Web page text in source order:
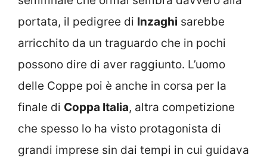
portata, il pedigree di Inzaghi sarebbe
arricchito da un traguardo che in pochi
possono dire di aver raggiunto. L’uomo
delle Coppe poi è anche in corsa per la
finale di Coppa Italia, altra competizione
che spesso lo ha visto protagonista di
grandi imprese sin dai tempi in cui guidava